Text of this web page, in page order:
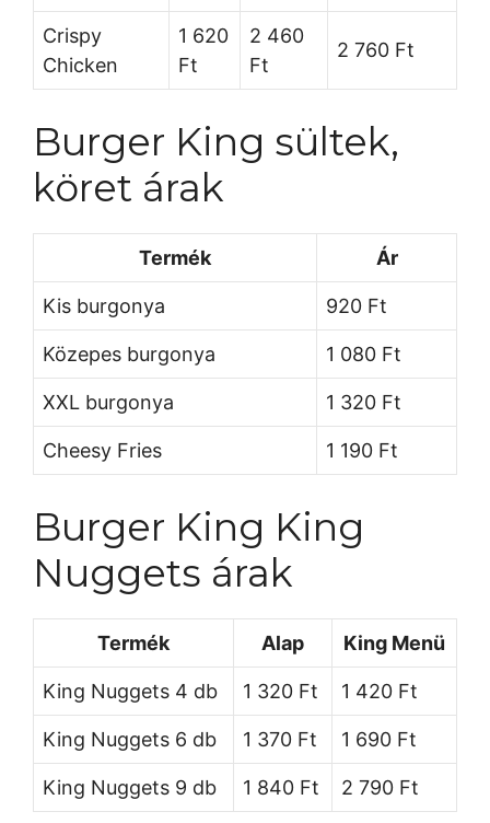
Crispy
Chicken
1 620
Ft
2 460
Ft
2 760 Ft
Burger King sültek,
köret árak
Termék Ár
Kis burgonya 920 Ft
Közepes burgonya 1 080 Ft
XXL burgonya 1 320 Ft
Cheesy Fries 1 190 Ft
Burger King King
Nuggets árak
Termék Alap King Menü
King Nuggets 4 db 1 320 Ft 1 420 Ft
King Nuggets 6 db 1 370 Ft 1 690 Ft
King Nuggets 9 db 1 840 Ft 2 790 Ft